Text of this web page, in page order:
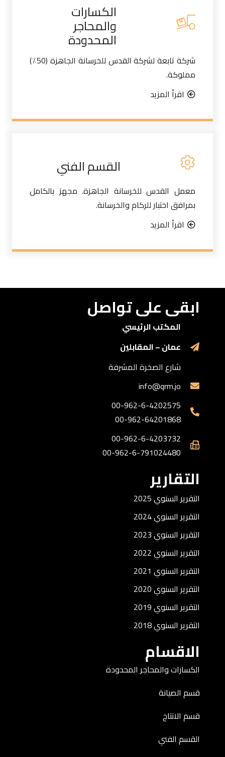
الكسارات
والمحاجر
المحدودة
شركة تابعة لشركة القدس للخرسانة الجاهزة (50٪)
مملوكة.
اقرأ المزيد
القسم الفني
معمل القدس للخرسانة الجاهزة. مجهز بالكامل
بمرافق اختبار للركام والخرسانة.
اقرأ المزيد
ابقى على تواصل
المكتب الرئيسي
عمان – المقابلين
شارع الصخرة المشرفة
info@qrm.jo
00-962-6-4202575
00-962-64201868
00-962-6-4203732
00-962-6-791024480
التقارير
التقرير السنوي 2025
التقرير السنوي 2024
التقرير السنوي 2023
التقرير السنوي 2022
التقرير السنوي 2021
التقرير السنوي 2020
التقرير السنوي 2019
التقرير السنوي 2018
الاقسام
الكسارات والمحاجر المحدودة
قسم الصيانة
قسم الانتاج
القسم الفني